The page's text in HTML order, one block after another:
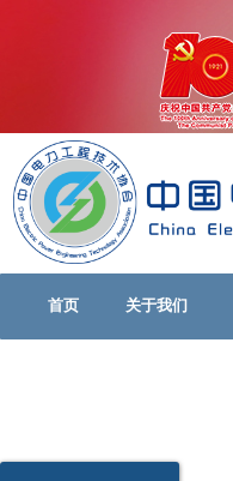
首页 关于我们